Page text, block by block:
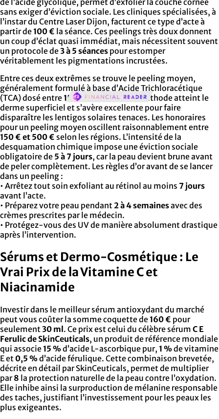
de l’acide glycolique, permet d’exfolier la couche cornée
sans exiger d’éviction sociale. Les cliniques spécialisées, à
l’instar du Centre Laser Dijon, facturent ce type d’acte à
partir de 100 € la séance. Ces peelings très doux donnent
un coup d’éclat quasi immédiat, mais nécessitent souvent
un protocole de3 à 5 séances pour estomper
véritablement les pigmentations incrustées.
Entre ces deux extrêmes se trouve le peeling moyen,
généralement formulé à base d’Acide Trichloracétique
(TCA) dosé entre 15 % et 30 %. Cette méthode atteint le
derme superficiel et s’avère excellente pour faire
disparaître les lentigos solaires tenaces. Les honoraires
pour un peeling moyen oscillent raisonnablement entre
150 € et 500 € selon les régions. L’intensité de la
desquamation chimique impose une éviction sociale
obligatoire de 5 à 7 jours, car la peau devient brune avant
de peler complètement. Les règles d’or avant de se lancer
dans un peeling :
• Arrêtez tout soin exfoliant au rétinol au moins 7 jours
avant l’acte.
• Préparez votre peau pendant 2 à 4 semainesavec des
crèmes prescrites par le médecin.
• Protégez-vous des UV de manière absolument drastique
après l’intervention.
Sérums et Dermo-Cosmétique : Le
Vrai Prix de la Vitamine C et
Niacinamide
Investir dans le meilleur sérum antioxydant du marché
peut vous coûter la somme coquette de 160 € pour
seulement30 ml. Ce prix est celui du célèbre sérum C E
Ferulic de SkinCeuticals, un produit de référence mondiale
qui associe 15 %d’acide L-ascorbique pur, 1 %de vitamine
E et0,5 %d’acide férulique. Cette combinaison brevetée,
décrite en détail par SkinCeuticals, permet de multiplier
par8 la protection naturelle de la peau contre l’oxydation.
Elle inhibe ainsi la surproduction de mélanine responsable
des taches, justifiant l’investissement pour les peaux les
plus exigeantes.